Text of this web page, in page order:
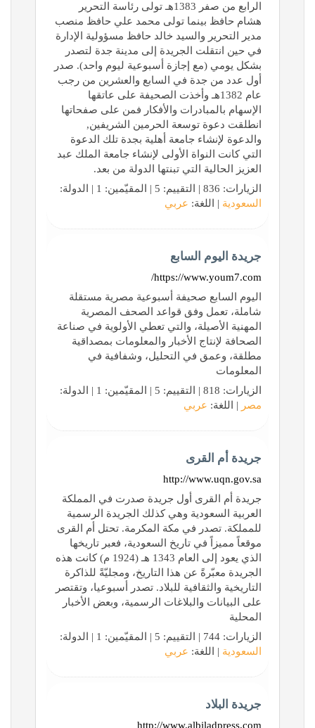
الرابع من صفر 1383هـ تولى رئاسة التحرير
هشام حافظ بينما تولى محمد علي حافظ منصب
مدير التحرير والسيد خالد حافظ مسؤولية الإدارة
في حين انتقلت الجريدة إلى مدينة جدة لتصدر
بشكل يومي (مع إجازة أسبوعية ليوم واحد). صدر
أول عدد من جدة في السابع والعشرين من رجب
عام 1382هـ وأخذت الصحيفة على عاتقها
الإسهام بالمبادرات والأفكار فمن على صفحاتها
انطلقت دعوة توسعة الحرمين الشريفين,
والدعوة لإنشاء جامعة أهلية بجدة تلك الدعوة
التي كانت النواة الأولى لإنشاء جامعة الملك عبد
العزيز الحالية التي تبنتها الدولة من بعد.
الزيارات: 836 | التقييم: 5 | المقيّمين: 1 | الدولة:
السعودية | اللغة: عربي
جريدة اليوم السابع
https://www.youm7.com/
اليوم السابع صحيفة أسبوعية مصرية مستقلة
شاملة، تعمل وفق قواعد الصحف المصرية
المهنية الأصيلة، والتي تعطي الأولوية في صناعة
الصحافة لإنتاج الأخبار والمعلومات بمصداقية
مطلقة، وعمق في التحليل، وشفافية في
المعلومات
الزيارات: 818 | التقييم: 5 | المقيّمين: 1 | الدولة:
مصر | اللغة: عربي
جريدة أم القرى
http://www.uqn.gov.sa
جريدة أم القرى أول جريدة صدرت في المملكة
العربية السعودية وهي كذلك الجريدة الرسمية
للمملكة. تصدر في مكة المكرمة. تحتل أم القرى
موقعاً مميزاً في تاريخ السعودية، فعبر تاريخها
الذي يعود إلى العام 1343 هـ (1924 م) كانت هذه
الجريدة معبّرةً عن هذا التاريخ، ومجليّةً للذاكرة
التاريخية والثقافية للبلاد. تصدر أسبوعيا، وتقتصر
على البيانات والبلاغات الرسمية، وبعض الأخبار
المحلية
الزيارات: 744 | التقييم: 5 | المقيّمين: 1 | الدولة:
السعودية | اللغة: عربي
جريدة البلاد
http://www.albiladpress.com